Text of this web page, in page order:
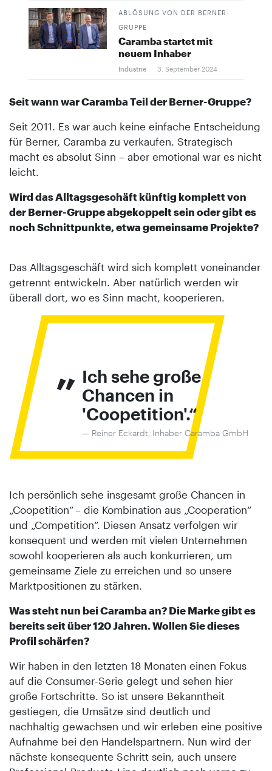
ABLÖSUNG VON DER BERNER-
GRUPPE
Caramba startet mit
neuem Inhaber
Industrie 3. September 2024
Seit wann war Caramba Teil der Berner-Gruppe?
Seit 2011. Es war auch keine einfache Entscheidung
für Berner, Caramba zu verkaufen. Strategisch
macht es absolut Sinn – aber emotional war es nicht
leicht.
Wird das Alltagsgeschäft künftig komplett von
der Berner-Gruppe abgekoppelt sein oder gibt es
noch Schnittpunkte, etwa gemeinsame Projekte?
Das Alltagsgeschäft wird sich komplett voneinander
getrennt entwickeln. Aber natürlich werden wir
überall dort, wo es Sinn macht, kooperieren.
„ Ich sehe große
Chancen in
'Coopetition'.
Reiner Eckardt, Inhaber Caramba GmbH
Ich persönlich sehe insgesamt große Chancen in
„Coopetition“ – die Kombination aus „Cooperation“
und „Competition“. Diesen Ansatz verfolgen wir
konsequent und werden mit vielen Unternehmen
sowohl kooperieren als auch konkurrieren, um
gemeinsame Ziele zu erreichen und so unsere
Marktpositionen zu stärken.
Was steht nun bei Caramba an? Die Marke gibt es
bereits seit über 120 Jahren. Wollen Sie dieses
Profil schärfen?
Wir haben in den letzten 18 Monaten einen Fokus
auf die Consumer-Serie gelegt und sehen hier
große Fortschritte. So ist unsere Bekanntheit
gestiegen, die Umsätze sind deutlich und
nachhaltig gewachsen und wir erleben eine positive
Aufnahme bei den Handelspartnern. Nun wird der
nächste konsequente Schritt sein, auch unsere